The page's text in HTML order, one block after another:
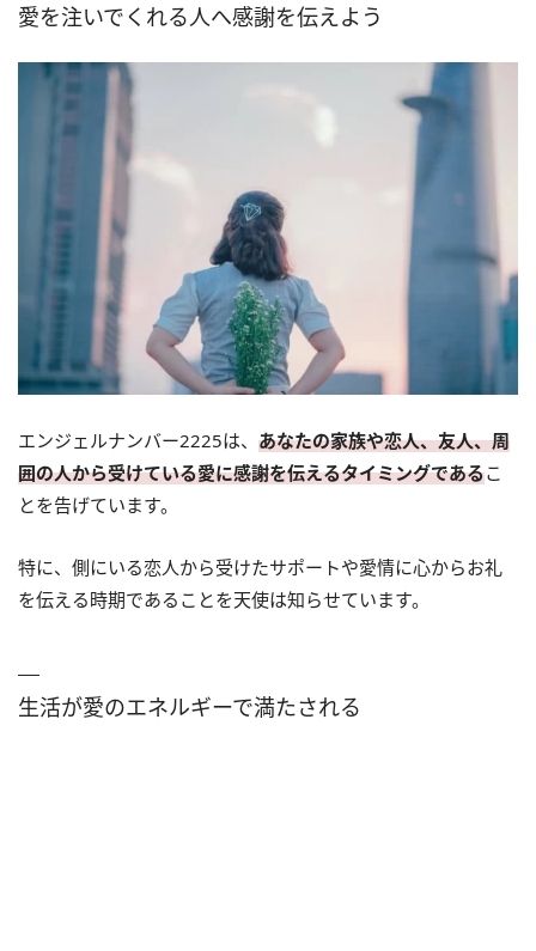
愛を注いでくれる人へ感謝を伝えよう
エンジェルナンバー2225は、 あなたの家族や恋人、友人、周
囲の人から受けている愛に感謝を伝えるタイミングであるこ
とを告げています。
特に、側にいる恋人から受けたサポートや愛情に心からお礼
を伝える時期であることを天使は知らせています。
生活が愛のエネルギーで満たされる